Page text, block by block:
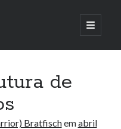
abrir
o
de
Bratfischemabril